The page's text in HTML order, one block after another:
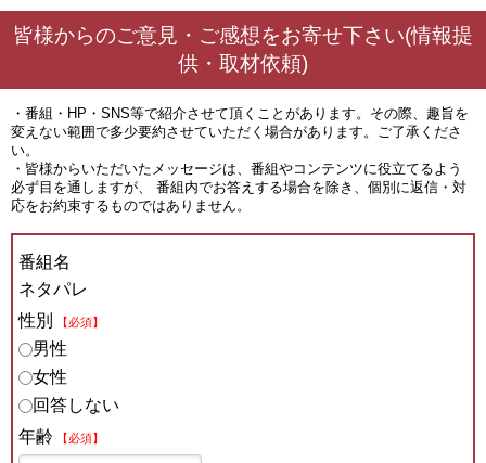
皆様からのご意見・ご感想をお寄せ下さい(情報提
供・取材依頼)
・番組・HP・SNS等で紹介させて頂くことがあります。その際、趣旨を
変えない範囲で多少要約させていただく場合があります。ご了承くださ
い。
・皆様からいただいたメッセージは、番組やコンテンツに役立てるよう
必ず目を通しますが、 番組内でお答えする場合を除き、個別に返信・対
応をお約束するものではありません。
番組名
ネタパレ
性別
【必須】
男性
女性
回答しない
年齢
【必須】